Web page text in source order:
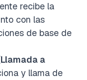
recibe la
con las
de base de
a
y llama de